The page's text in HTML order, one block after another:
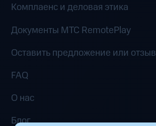
Комплаенс и деловая этика
Документы MTC RemotePlay
Оставить предложение или отзыв
FAQ
О нас
Блог